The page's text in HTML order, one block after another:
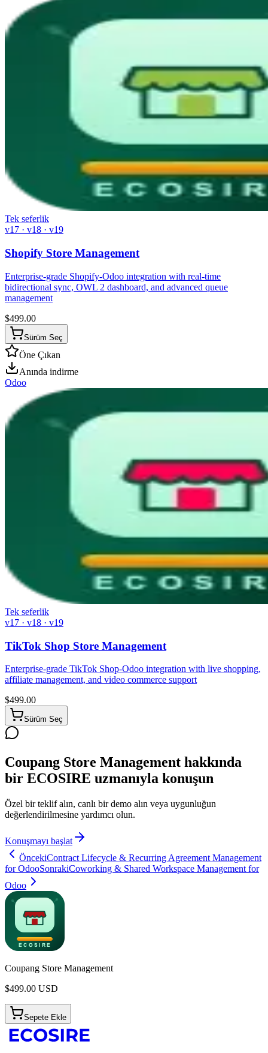
Tek seferlik
v17 · v18 · v19
Shopify Store Management
Enterprise-grade Shopify-Odoo integration with real-time
bidirectional sync, OWL 2 dashboard, and advanced queue
management
$499.00
Sürüm Seç
Öne Çıkan
Anında indirme
Odoo
Tek seferlik
v17 · v18 · v19
TikTok Shop Store Management
Enterprise-grade TikTok Shop-Odoo integration with live shopping,
affiliate management, and video commerce support
$499.00
Sürüm Seç
Coupang Store Management hakkında
bir ECOSIRE uzmanıyla konuşun
Özel bir teklif alın, canlı bir demo alın veya uygunluğun
değerlendirilmesine yardımcı olun.
Konuşmayı başlat
ÖncekiContract Lifecycle & Recurring Agreement Management
for OdooSonrakiCoworking & Shared Workspace Management for
Odoo
Coupang Store Management
$499.00 USD
Sepete Ekle